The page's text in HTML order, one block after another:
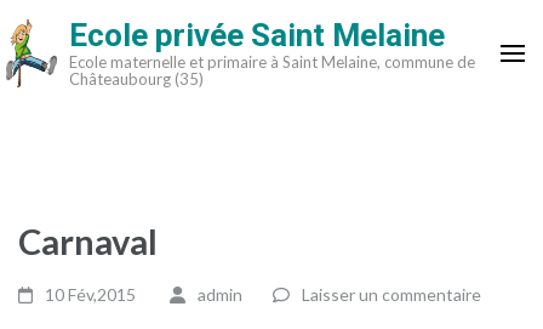
Aller
au
contenu
Ecole privée Saint Melaine
Ecole maternelle et primaire à Saint Melaine, commune de
Châteaubourg (35)
Carnaval
10 Fév,2015 admin Laisser un commentaire